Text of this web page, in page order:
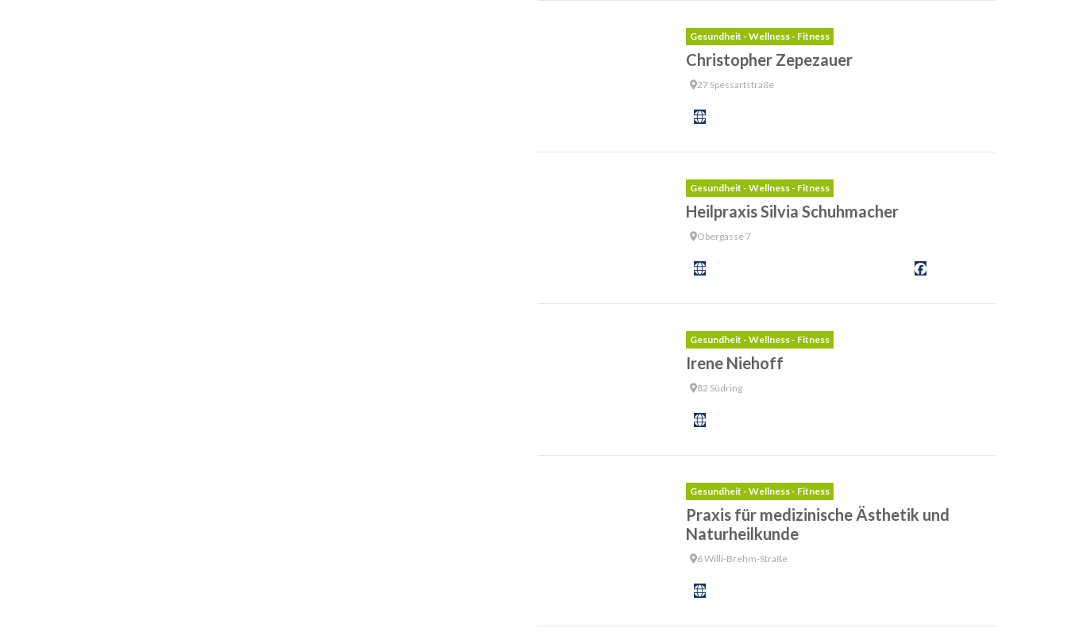
Gesundheit - Wellness - Fitness
Christopher Zepezauer
27 Spessartstraße
Gesundheit - Wellness - Fitness
Heilpraxis Silvia Schuhmacher
Obergasse 7
Gesundheit - Wellness - Fitness
Irene Niehoff
82 Südring
Gesundheit - Wellness - Fitness
Praxis für medizinische Ästhetik und
Naturheilkunde
6 Willi-Brehm-Straße